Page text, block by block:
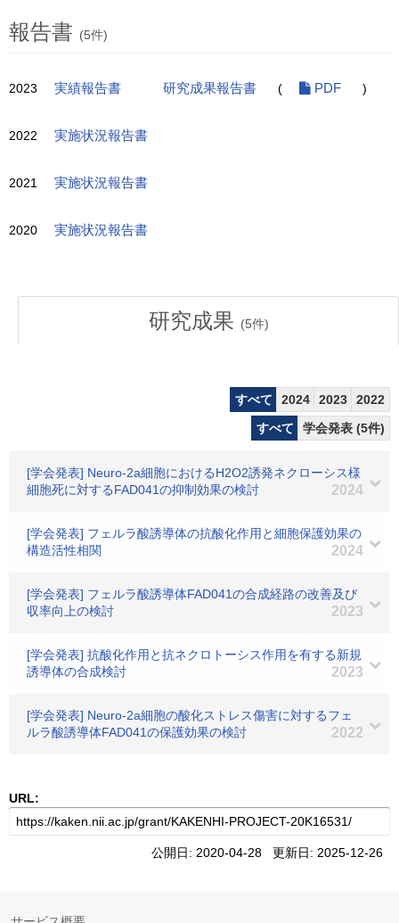
報告書 (5件)
2023 実績報告書 研究成果報告書 ( PDF )
2022 実施状況報告書
2021 実施状況報告書
2020 実施状況報告書
研究成果 (5件)
すべて 2024 2023
2022
すべて
学会発表 (5件)
[学会発表] Neuro-2a細胞におけるH2O2誘発ネクローシス様
細胞死に対するFAD041の抑制効果の検討
2024
[学会発表] フェルラ酸誘導体の抗酸化作用と細胞保護効果の
構造活性相関
2024
[学会発表] フェルラ酸誘導体FAD041の合成経路の改善及び
収率向上の検討
2023
[学会発表] 抗酸化作用と抗ネクロトーシス作用を有する新規
誘導体の合成検討
2023
[学会発表] Neuro-2a細胞の酸化ストレス傷害に対するフェ
ルラ酸誘導体FAD041の保護効果の検討
2022
URL:
公開日: 2020-04-28 更新日: 2025-12-26